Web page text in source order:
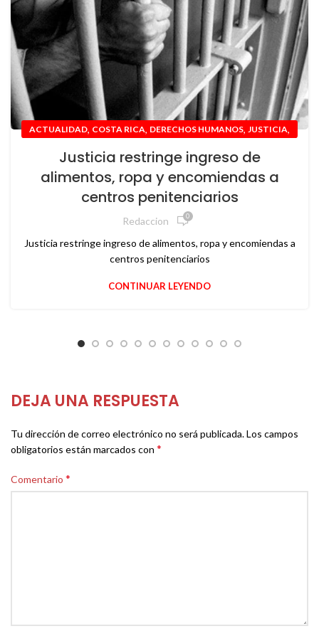
ACTUALIDAD, COSTA RICA, DERECHOS HUMANOS, JUSTICIA,
Justicia restringe ingreso de
alimentos, ropa y encomiendas a
centros penitenciarios
Redaccion 0
Justicia restringe ingreso de alimentos, ropa y encomiendas a
centros penitenciarios
CONTINUAR LEYENDO
DEJA UNA RESPUESTA
Tu dirección de correo electrónico no será publicada.Los campos
obligatorios están marcados con *
Comentario *